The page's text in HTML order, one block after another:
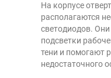
На корпусе
располагаются
светодиодов.
подсветки
тени и помогают
недостаточного